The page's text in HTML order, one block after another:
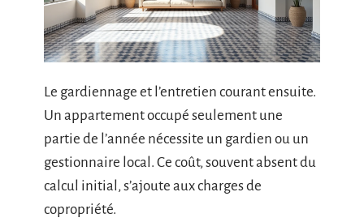
Le gardiennage et l’entretien courant ensuite.
Un appartement occupé seulement une
partie de l’année nécessite un gardien ou un
gestionnaire local. Ce coût, souvent absent du
calcul initial, s’ajoute aux charges de
copropriété.